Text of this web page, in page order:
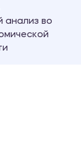
анализ во